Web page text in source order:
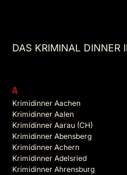
DAS KRIMINAL DINNER
A
Krimidinner Aachen
Krimidinner Aalen
Krimidinner Aarau (CH)
Krimidinner Abensberg
Krimidinner Achern
Krimidinner Adelsried
Krimidinner Ahrensburg